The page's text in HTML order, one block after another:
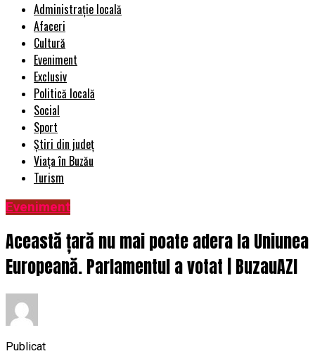
Administrație locală
Afaceri
Cultură
Eveniment
Exclusiv
Politică locală
Social
Sport
Știri din județ
Viața în Buzău
Turism
Eveniment
Această țară nu mai poate adera la Uniunea
Europeană. Parlamentul a votat | BuzauAZI
Publicat